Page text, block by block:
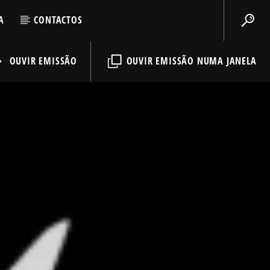
CONTACTOS
OUVIR EMISSÃO NUMA JANELA
OUVIR EMISSÃO